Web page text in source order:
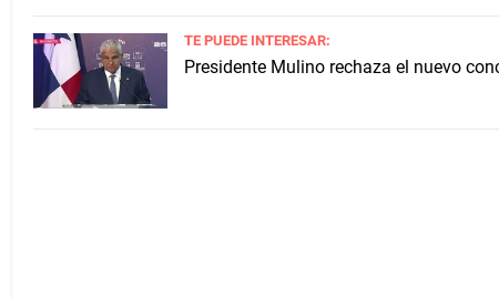
TE PUEDE INTERESAR:
Presidente Mulino rechaza el nuevo